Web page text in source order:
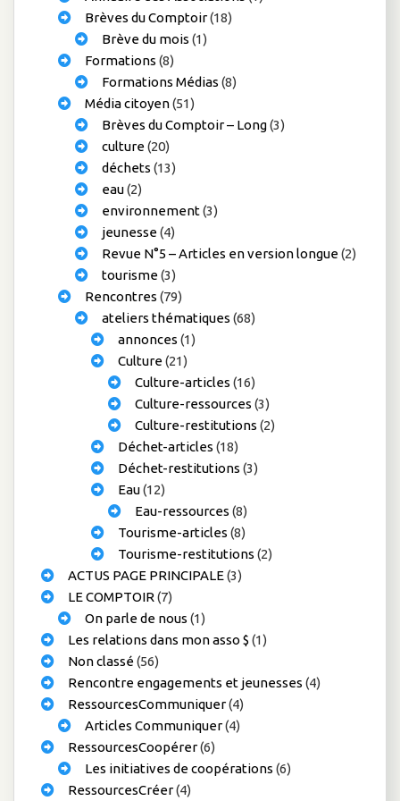
Brèves du Comptoir(18)
Brève du mois (1)
Formations (8)
Formations Médias (8)
Média citoyen(51)
Brèves du Comptoir – Long(3)
culture(20)
déchets (13)
eau(2)
environnement(3)
jeunesse(4)
Revue N°5 – Articles en version longue(2)
tourisme(3)
Rencontres (79)
ateliers thématiques (68)
annonces (1)
Culture(21)
Culture-articles (16)
Culture-ressources (3)
Culture-restitutions (2)
Déchet-articles (18)
Déchet-restitutions (3)
Eau(12)
Eau-ressources (8)
Tourisme-articles (8)
Tourisme-restitutions (2)
ACTUS PAGE PRINCIPALE(3)
LE COMPTOIR (7)
On parle de nous (1)
Les relations dans mon asso $ (1)
Non classé(56)
Rencontre engagements et jeunesses (4)
RessourcesCommuniquer(4)
Articles Communiquer(4)
RessourcesCoopérer(6)
Les initiatives de coopérations (6)
RessourcesCréer(4)